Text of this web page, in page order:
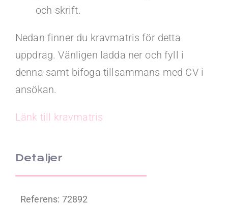
och skrift.
Nedan finner du kravmatris för detta
uppdrag. Vänligen ladda ner och fyll i
denna samt bifoga tillsammans med CV i
ansökan.
Länk till kravmatris
Detaljer
Referens: 72892